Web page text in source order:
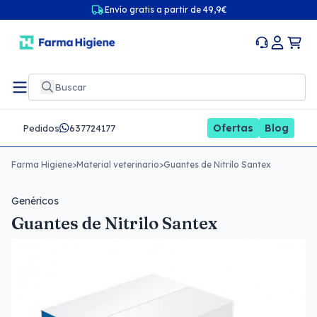
Envío gratis a partir de 49,9€
Pedidos 637724177 Ofertas Blog
Farma Higiene>Material veterinario>Guantes de Nitrilo Santex
Genéricos
Guantes de Nitrilo Santex